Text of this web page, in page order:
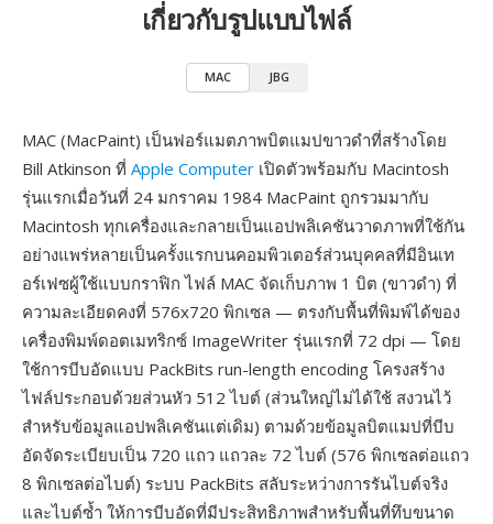
เกี่ยวกับรูปแบบไฟล์
MAC JBG
MAC (MacPaint) เป็นฟอร์แมตภาพบิตแมปขาวดำที่สร้างโดย
Bill Atkinson ที่ Apple Computer เปิดตัวพร้อมกับ Macintosh
รุ่นแรกเมื่อวันที่ 24 มกราคม 1984 MacPaint ถูกรวมมากับ
Macintosh ทุกเครื่องและกลายเป็นแอปพลิเคชันวาดภาพที่ใช้กัน
อย่างแพร่หลายเป็นครั้งแรกบนคอมพิวเตอร์ส่วนบุคคลที่มีอินเท
อร์เฟซผู้ใช้แบบกราฟิก ไฟล์ MAC จัดเก็บภาพ 1 บิต (ขาวดำ) ที่
ความละเอียดคงที่ 576x720 พิกเซล — ตรงกับพื้นที่พิมพ์ได้ของ
เครื่องพิมพ์ดอตเมทริกซ์ ImageWriter รุ่นแรกที่ 72 dpi — โดย
ใช้การบีบอัดแบบ PackBits run-length encoding โครงสร้าง
ไฟล์ประกอบด้วยส่วนหัว 512 ไบต์ (ส่วนใหญ่ไม่ได้ใช้ สงวนไว้
สำหรับข้อมูลแอปพลิเคชันแต่เดิม) ตามด้วยข้อมูลบิตแมปที่บีบ
อัดจัดระเบียบเป็น 720 แถว แถวละ 72 ไบต์ (576 พิกเซลต่อแถว
8 พิกเซลต่อไบต์) ระบบ PackBits สลับระหว่างการรันไบต์จริง
และไบต์ซ้ำ ให้การบีบอัดที่มีประสิทธิภาพสำหรับพื้นที่ทึบขนาด